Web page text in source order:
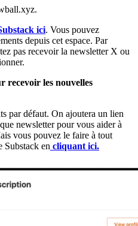
ici. Vous pouvez
depuis cet espace. Par
pas recevoir la newsletter X ou
recevoir les nouvelles
par défaut. On ajoutera un lien
newsletter pour vous aider à
vous pouvez le faire à tout
Substack en cliquant ici.